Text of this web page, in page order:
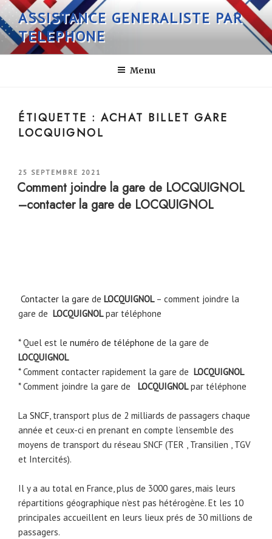
Aller
au
contenu
principal
ASSISTANCE GENERALISTE PAR
TELEPHONE
Menu
ÉTIQUETTE :ACHAT BILLET GARE
LOCQUIGNOL
PUBLIÉ
LE
25 SEPTEMBRE 2021
Comment joindre la gare de LOCQUIGNOL
–contacter la gare de LOCQUIGNOL
Contacter la gare de LOCQUIGNOL– comment joindre la
gare de LOCQUIGNOLpar téléphone
* Quel est le numéro de téléphone de la gare de
LOCQUIGNOL
* Comment contacter rapidement la gare de LOCQUIGNOL
* Comment joindre la gare de
LOCQUIGNOLpar téléphone
La SNCF, transport plus de 2 milliards de passagers chaque
année et ceux-ci en prenant en compte l’ensemble des
moyens de transport du réseau SNCF (TER , Transilien , TGV
et Intercités).
Il y a au total en France, plus de 3000 gares, mais leurs
répartitions géographique n’est pas hétérogène. Et les 10
principales accueillent en leurs lieux prés de 30 millions de
passagers.